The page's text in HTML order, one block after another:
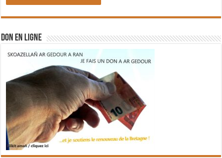
DON EN LIGNE